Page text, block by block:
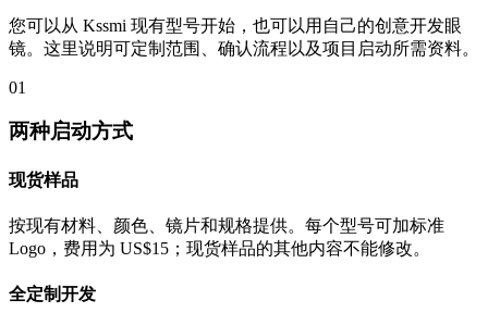
您可以从 Kssmi 现有型号开始，也可以用自己的创意开发眼
镜。这里说明可定制范围、确认流程以及项目启动所需资料。
01
两种启动方式
现货样品
按现有材料、颜色、镜片和规格提供。每个型号可加标准
Logo，费用为 US$15；现货样品的其他内容不能修改。
全定制开发